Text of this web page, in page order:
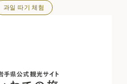
과일 따기 체험